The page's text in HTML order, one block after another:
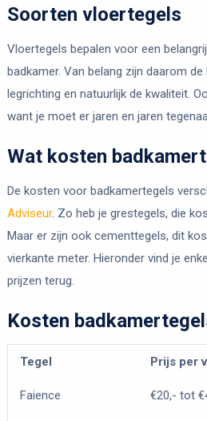
Soorten vloertegels
Vloertegels bepalen voor een
badkamer. Van belang zijn daarom
legrichting en natuurlijk de kwaliteit.
want je moet er jaren en jaren
Wat kosten
De kosten voor badkamertegels
Adviseur. Zo heb je grestegels, die
Maar er zijn ook cementtegels, dit
vierkante meter. Hieronder vind je
prijzen terug.
Kosten
Tegel Prijs per
Faience €20,- tot